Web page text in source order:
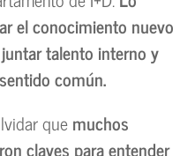
el conocimiento nuevo
talento interno y
común.
quemuchos
claves para entender